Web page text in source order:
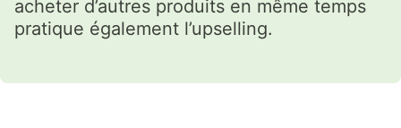
acheter d’autres produits en même temps
pratique également l’upselling.